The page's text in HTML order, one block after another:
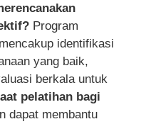
Program
identifikasi
yang baik,
berkala untuk
pelatihan bagi
dapat membantu